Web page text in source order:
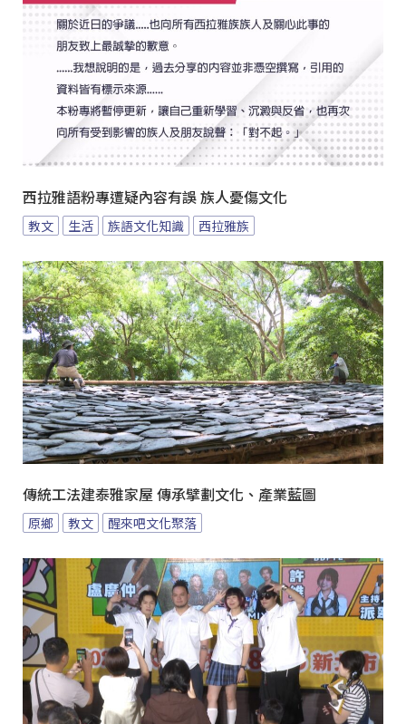
西拉雅語粉專遭疑內容有誤 族人憂傷文化
教文 生活 族語文化知識 西拉雅族
傳統工法建泰雅家屋 傳承擘劃文化、產業藍圖
原鄉 教文 醒來吧文化聚落